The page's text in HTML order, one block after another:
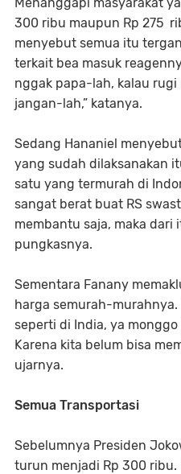
300 ribu maupun Rp 275
menyebut semua itu
terkait bea masuk
nggak papa-lah, kalau rugi
jangan-lah,” katanya.
Sedang Hananiel
yang sudah dilaksanakan
satu yang termurah di
sangat berat buat RS
membantu saja, maka dari
pungkasnya.
Sementara Fanany
harga semurah-murahnya.
seperti di India, ya monggo
Karena kita belum bisa
ujarnya.
Semua Transportasi
Sebelumnya Presiden
turun menjadi Rp 300